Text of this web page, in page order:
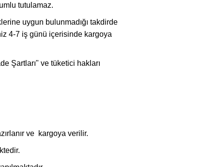
tutulamaz.
uygun bulunmadığı takdirde
4-7 iş günü içerisinde kargoya
Şartları" ve tüketici hakları
ve kargoya verilir.